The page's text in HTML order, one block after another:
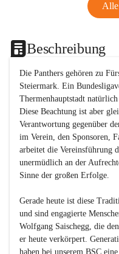
Alle
Beschreibung
Die Panthers gehören zu
Steiermark. Ein
Thermenhauptstadt
Diese Beachtung ist aber
Verantwortung gegenüber
im Verein, den Sponsoren,
arbeitet die Vereinsführung
unermüdlich an der
Sinne der großen Erfolge.
Gerade heute ist diese
und sind engagierte
Wolfgang Saischegg, die
er heute verkörpert.
haben bei unserem BSC